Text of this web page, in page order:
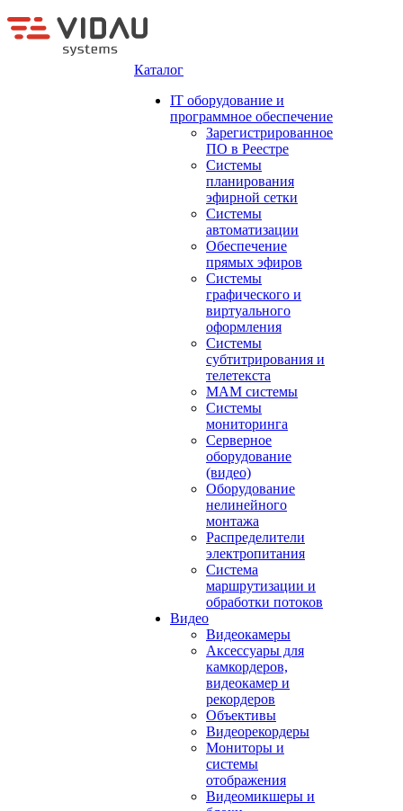
Каталог
IT оборудование и
программное обеспечение
Зарегистрированное
ПО в Реестре
Системы
планирования
эфирной сетки
Системы
автоматизации
Обеспечение
прямых эфиров
Системы
графического и
виртуального
оформления
Системы
субтитрирования и
телетекста
MAM системы
Системы
мониторинга
Серверное
оборудование
(видео)
Оборудование
нелинейного
монтажа
Распределители
электропитания
Система
маршрутизации и
обработки потоков
Видео
Видеокамеры
Аксессуары для
камкордеров,
видеокамер и
рекордеров
Объективы
Видеорекордеры
Мониторы и
системы
отображения
Видеомикшеры и